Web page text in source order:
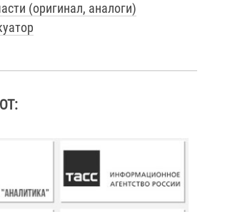
(оригинал, аналоги)